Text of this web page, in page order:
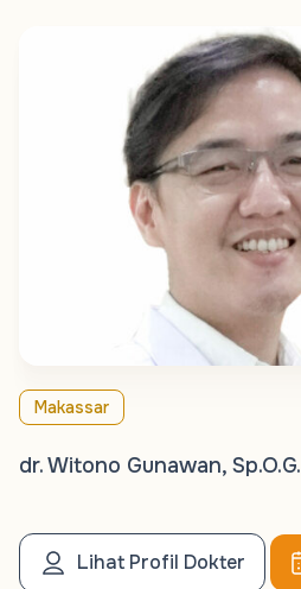
Makassar
dr. Witono Gunawan, Sp.O.G.
Lihat Profil Dokter